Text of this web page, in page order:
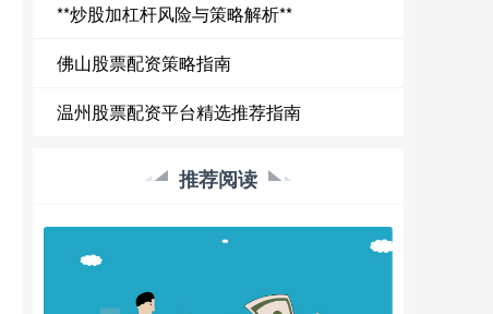
**炒股加杠杆风险与策略解析**
佛山股票配资策略指南
温州股票配资平台精选推荐指南
推荐阅读